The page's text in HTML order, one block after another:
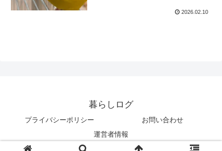
2026.02.10
暮らしログ
プライバシーポリシー
お問い合わせ
運営者情報